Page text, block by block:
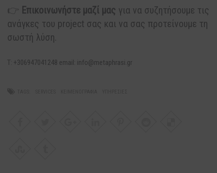
👉 Επικοινωνήστε μαζί μας για να συζητήσουμε τις
ανάγκες του project σας και να σας προτείνουμε τη
σωστή λύση.
T: +306947041248 email: info@metaphrasi.gr